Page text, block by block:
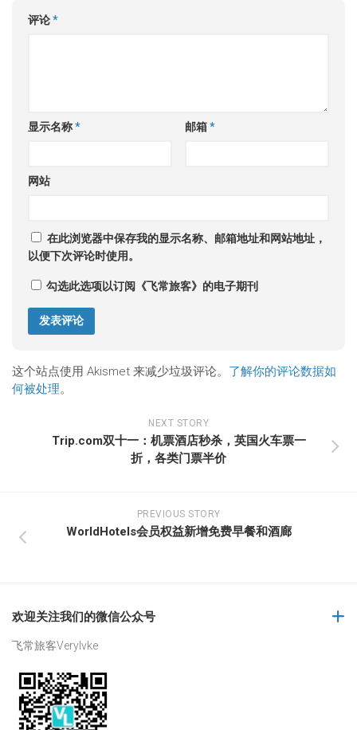
评论*
显示名称* 邮箱*
网站
在此浏览器中保存我的显示名称、邮箱地址和网站地址，
以便下次评论时使用。
勾选此选项以订阅《飞常旅客》的电子期刊
这个站点使用 Akismet 来减少垃圾评论。 了解你的评论数据如
何被处理。
NEXT STORY
Trip.com双十一：机票酒店秒杀，英国火车票一
折，各类门票半价
PREVIOUS STORY
WorldHotels会员权益新增免费早餐和酒廊
欢迎关注我们的微信公众号
飞常旅客Verylvke